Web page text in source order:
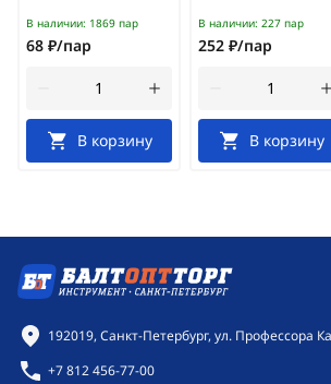
В наличии: 1869 пар
68 ₽/пар
В корзину
В наличии: 227 пар
252 ₽/пар
В корзину
Контактная информация
192019, Санкт-Петербург, ул. Профессора
+7 812 456-77-00